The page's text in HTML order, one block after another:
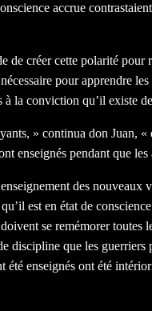
accrue
de créer cette polarité
pour apprendre
la conviction qu’il existe
» continua don Juan,
enseignés pendant que
des
est en état de
se remémorer toutes
discipline que les
été enseignés ont été